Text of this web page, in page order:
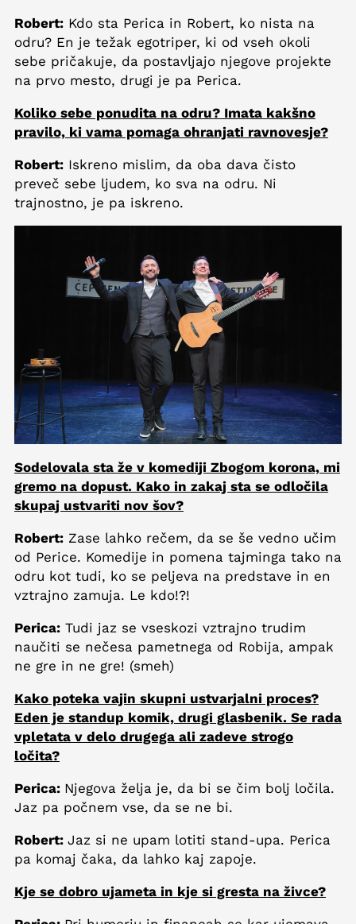
Robert: Kdo sta Perica in Robert, ko nista na
odru? En je težak egotriper, ki od vseh okoli
sebe pričakuje, da postavljajo njegove projekte
na prvo mesto, drugi je pa Perica.
Koliko sebe ponudita na odru? Imata kakšno
pravilo, ki vama pomaga ohranjati ravnovesje?
Robert: Iskreno mislim, da oba dava čisto
preveč sebe ljudem, ko sva na odru. Ni
trajnostno, je pa iskreno.
Sodelovala sta že v komediji Zbogom korona, mi
gremo na dopust. Kako in zakaj sta se odločila
skupaj ustvariti nov šov?
Robert: Zase lahko rečem, da se še vedno učim
od Perice. Komedije in pomena tajminga tako na
odru kot tudi, ko se peljeva na predstave in en
vztrajno zamuja. Le kdo!?!
Perica: Tudi jaz se vseskozi vztrajno trudim
naučiti se nečesa pametnega od Robija, ampak
ne gre in ne gre! (smeh)
Kako poteka vajin skupni ustvarjalni proces?
Eden je standup komik, drugi glasbenik. Se rada
vpletata v delo drugega ali zadeve strogo
ločita?
Perica: Njegova želja je, da bi se čim bolj ločila.
Jaz pa počnem vse, da se ne bi.
Robert: Jaz si ne upam lotiti stand-upa. Perica
pa komaj čaka, da lahko kaj zapoje.
Kje se dobro ujameta in kje si gresta na živce?